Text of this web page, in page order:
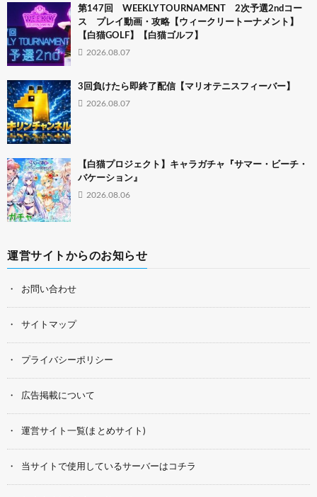
第147回 WEEKLY TOURNAMENT 2次予選2ndコー
ス プレイ動画・攻略【ウィークリートーナメント】
【白猫GOLF】【白猫ゴルフ】
2026.08.07
3回負けたら即終了配信【マリオテニスフィーバー】
2026.08.07
【白猫プロジェクト】キャラガチャ『サマー・ビーチ・
バケーション』
2026.08.06
運営サイトからのお知らせ
お問い合わせ
サイトマップ
プライバシーポリシー
広告掲載について
運営サイト一覧(まとめサイト)
当サイトで使用しているサーバーはコチラ